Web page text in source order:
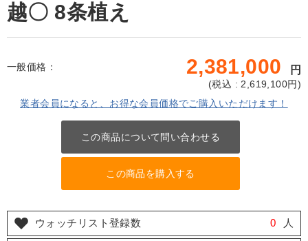
越〇 8条植え
一般価格： 2,381,000 円
(税込 : 2,619,100円)
業者会員になると、お得な会員価格でご購入いただけます！
この商品について問い合わせる
この商品を購入する
ウォッチリスト登録数 0 人